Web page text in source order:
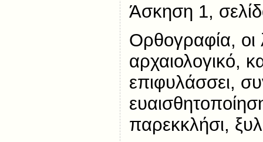
Άσκηση 1,
Ορθογραφία, οι
αρχαιολογικό,
επιφυλάσσει,
παρεκκλήσι,